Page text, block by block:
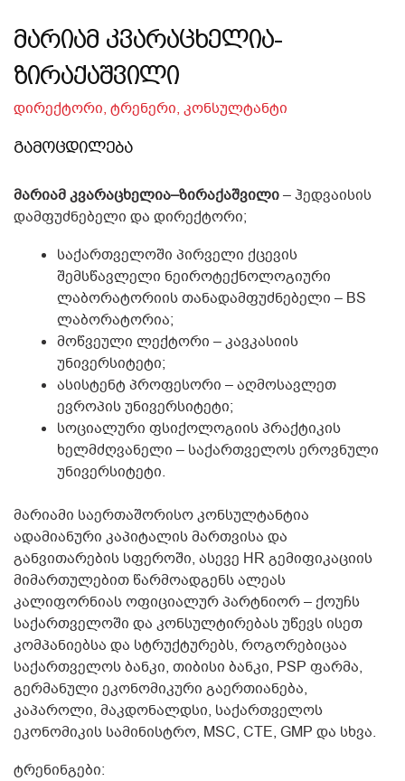
მარიამ კვარაცხელია-
ზირაქაშვილი
დირექტორი, ტრენერი, კონსულტანტი
გამოცდილება
მარიამკვარაცხელია–ზირაქაშვილი– ჰედვაისის
დამფუძნებელი და დირექტორი;
საქართველოში პირველი ქცევის
შემსწავლელი ნეიროტექნოლოგიური
ლაბორატორიის თანადამფუძნებელი – BS
ლაბორატორია;
მოწვეული ლექტორი – კავკასიის
უნივერსიტეტი;
ასისტენტ პროფესორი – აღმოსავლეთ
ევროპის უნივერსიტეტი;
სოციალური ფსიქოლოგიის პრაქტიკის
ხელმძღვანელი – საქართველოს ეროვნული
უნივერსიტეტი.
მარიამი საერთაშორისო კონსულტანტია
ადამიანური კაპიტალის მართვისა და
განვითარების სფეროში, ასევე HR გემიფიკაციის
მიმართულებით წარმოადგენს ალეას
კალიფორნიას ოფიციალურ პარტნიორ – ქოუჩს
საქართველოში და კონსულტირებას უწევს ისეთ
კომპანიებსა და სტრუქტურებს, როგორებიცაა
საქართველოს ბანკი, თიბისი ბანკი, PSP ფარმა,
გერმანული ეკონომიკური გაერთიანება,
კაპაროლი, მაკდონალდსი, საქართველოს
ეკონომიკის სამინისტრო, MSC, CTE, GMP და სხვა.
ტრენინგები: